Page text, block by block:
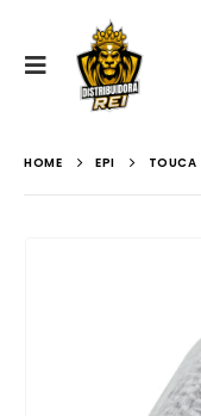
HOME EPI TOUCA